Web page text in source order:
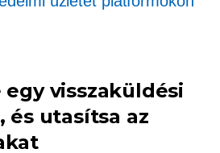
visszaküldési
és utasítsa az